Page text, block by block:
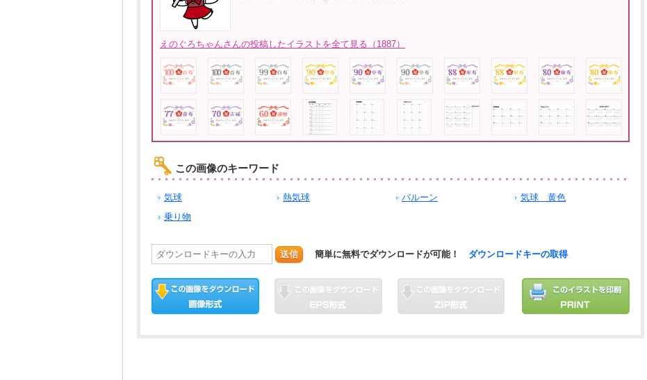
えのぐろちゃんさんの投稿したイラストを全て見る（1887）
この画像のキーワード
気球 熱気球 バルーン
気球 黄色
乗り物
送信 簡単に無料でダウンロードが可能！ ダウンロードキーの取得